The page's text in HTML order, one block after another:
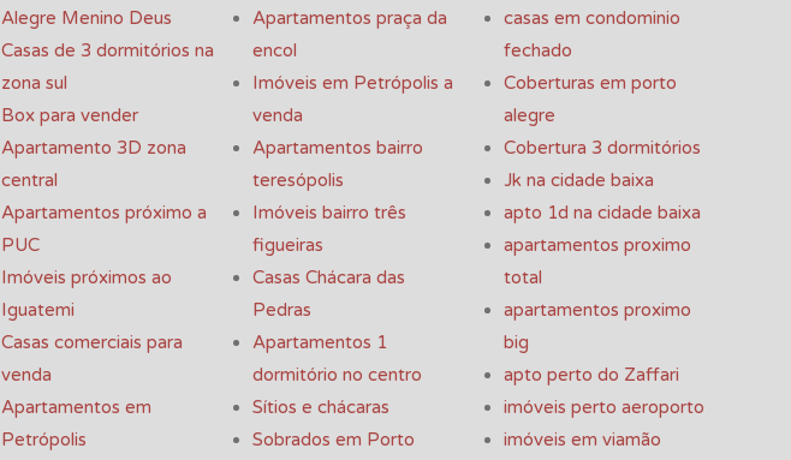
Alegre Menino Deus
Casas de 3 dormitórios na
zona sul
Box para vender
Apartamento 3D zona
central
Apartamentos próximo a
PUC
Imóveis próximos ao
Iguatemi
Casas comerciais para
venda
Apartamentos em
Petrópolis
Apartamentos praça da
encol
Imóveis em Petrópolis a
venda
Apartamentos bairro
teresópolis
Imóveis bairro três
figueiras
Casas Chácara das
Pedras
Apartamentos 1
dormitório no centro
Sítios e chácaras
Sobrados em Porto
casas em condominio
fechado
Coberturas em porto
alegre
Cobertura 3 dormitórios
Jk na cidade baixa
apto 1d na cidade baixa
apartamentos proximo
total
apartamentos proximo
big
apto perto do Zaffari
imóveis perto aeroporto
imóveis em viamão